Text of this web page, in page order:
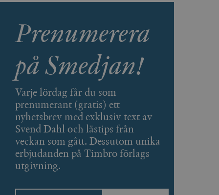
Prenumerera
på Smedjan!
Varje lördag får du som
prenumerant (gratis) ett
nyhetsbrev med exklusiv text av
Svend Dahl och lästips från
veckan som gått. Dessutom unika
erbjudanden på Timbro förlags
utgivning.
innehåll / data
början av
Den innehåller
innehåll / data
människor och bots.
att göra giltiga
början av
Den innehåller